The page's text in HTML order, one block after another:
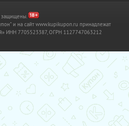
и на сайт www.kupikupon.ru принадлежат
ИНН 7705523387, ОГРН 1127747063212